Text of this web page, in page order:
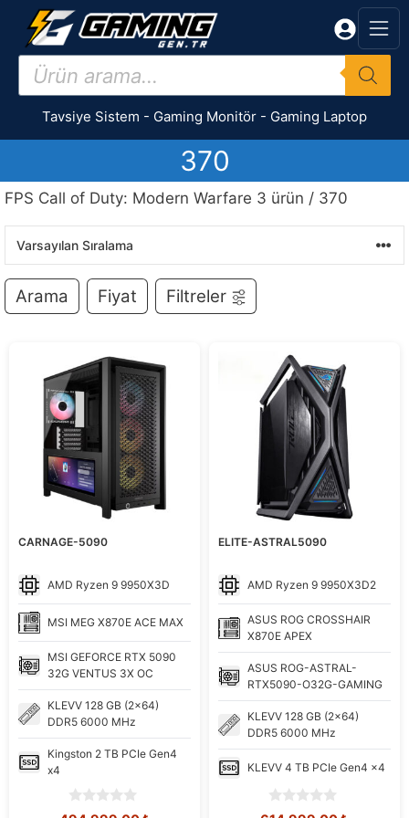
İçeriğe
Products
search
Tavsiye Sistem - Gaming Monitör - Gaming Laptop
370
FPS Call of Duty: Modern Warfare 3 ürün / 370
Arama Fiyat Filtreler
CARNAGE-5090
AMD Ryzen 9 9950X3D
MSI MEG X870E ACE MAX
MSI GEFORCE RTX 5090
32G VENTUS 3X OC
KLEVV 128 GB (2x64)
DDR5 6000 MHz
Kingston 2 TB PCIe Gen4
x4
0
ELITE-ASTRAL5090
AMD Ryzen 9 9950X3D2
ASUS ROG CROSSHAIR
X870E APEX
ASUS ROG-ASTRAL-
RTX5090-O32G-GAMING
KLEVV 128 GB (2x64)
DDR5 6000 MHz
KLEVV 4 TB PCIe Gen4 x4
0